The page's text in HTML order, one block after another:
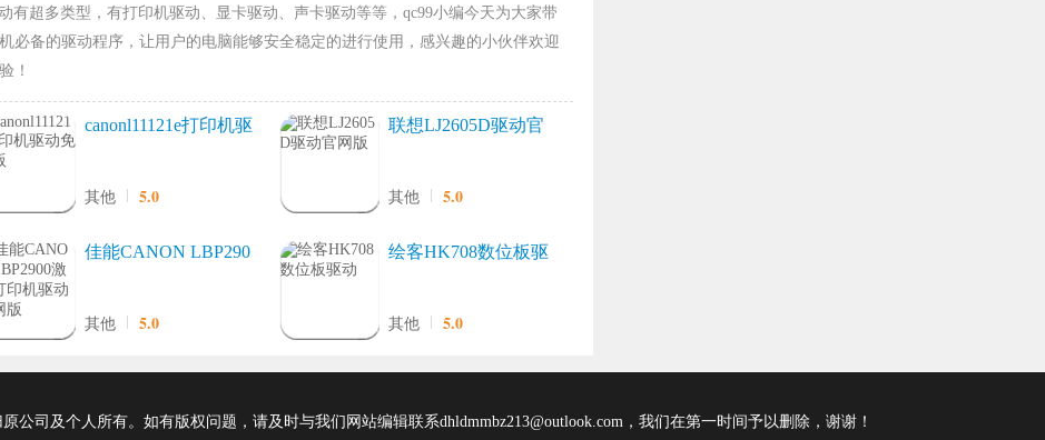
有超多类型，有打印机驱动、显卡驱动、声卡驱动等等，qc99小编今天为大家带
必备的驱动程序，让用户的电脑能够安全稳定的进行使用，感兴趣的小伙伴欢迎
！
canonl11121e打印机驱
其他 5.0
联想LJ2605D驱动官
其他 5.0
佳能CANON LBP290
其他 5.0
绘客HK708数位板驱
其他 5.0
公司及个人所有。如有版权问题，请及时与我们网站编辑联系dhldmmbz213@outlook.com，我们在第一时间予以删除，谢谢！